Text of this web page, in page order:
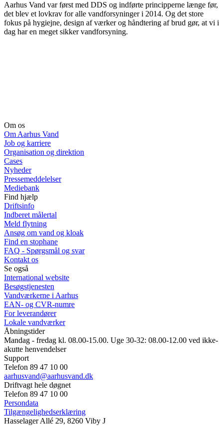
Aarhus Vand var først med DDS og indførte principperne længe før,
det blev et lovkrav for alle vandforsyninger i 2014. Og det store
fokus på hygiejne, design af værker og håndtering af brud gør, at vi i
dag har en meget sikker vandforsyning.
Om os
Om Aarhus Vand
Job og karriere
Organisation og direktion
Cases
Nyheder
Pressemeddelelser
Mediebank
Find hjælp
Driftsinfo
Indberet målertal
Meld flytning
Ansøg om vand og kloak
Find en stophane
FAQ - Spørgsmål og svar
Kontakt os
Se også
International website
Besøgstjenesten
Vandværkerne i Aarhus
EAN- og CVR-numre
For leverandører
Lokale vandværker
Åbningstider
Mandag - fredag kl. 08.00-15.00. Uge 30-32: 08.00-12.00 ved ikke-
akutte henvendelser
Support
Telefon 89 47 10 00
aarhusvand@aarhusvand.dk
Driftvagt hele døgnet
Telefon 89 47 10 00
Persondata
Tilgængelighedserklæring
Hasselager Allé 29, 8260 Viby J